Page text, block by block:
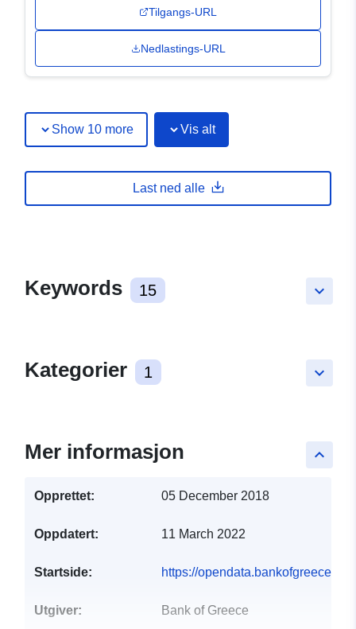
Tilgangs-URL
Nedlastings-URL
Show 10 more Vis alt
Last ned alle
keyboard_arrow_down
Keywords 15
keyboard_arrow_down
Kategorier 1
keyboard_arrow_up
Mer informasjon
Opprettet: 05 December 2018
Oppdatert: 11 March 2022
Startside: https://opendata.bankofgreece.gr/
Utgiver: Bank of Greece